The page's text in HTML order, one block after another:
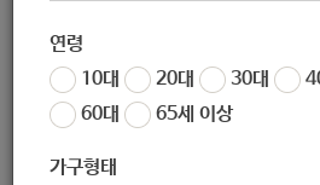
연령
10대
20대 30대
60대
65세 이상
가구형태
노원구청에서는 코로나19로 어려움
해 노원교육복지재단을 통해 기부금
습니다. 기부해 주신 내역은 100%
금(품) 전체는 코로나19로 피해를 입
용됩니다.